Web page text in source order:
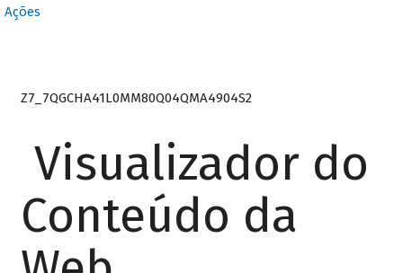
Ações
Z7_7QGCHA41L0MM80Q04QMA4904S2
Visualizador do
Conteúdo da